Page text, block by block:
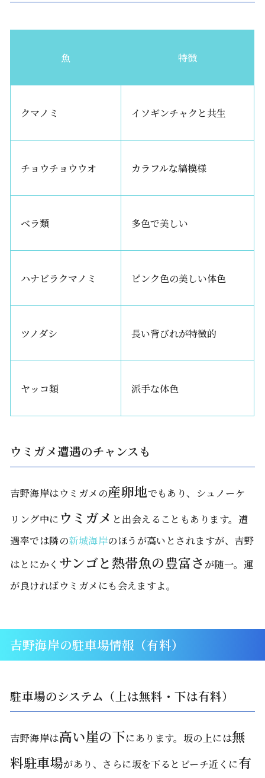
魚 特徴
クマノミ イソギンチャクと共生
チョウチョウウオ カラフルな縞模様
ベラ類 多色で美しい
ハナビラクマノミ ピンク色の美しい体色
ツノダシ 長い背びれが特徴的
ヤッコ類 派手な体色
ウミガメ遭遇のチャンスも
吉野海岸はウミガメの産卵地でもあり、シュノーケ
リング中に ウミガメ と出会えることもあります。遭
遇率では隣の新城海岸のほうが高いとされますが、吉野
はとにかく サンゴと熱帯魚の豊富さ が随一。運
が良ければウミガメにも会えますよ。
吉野海岸の駐車場情報（有料）
駐車場のシステム（上は無料・下は有料）
吉野海岸は高い崖の下にあります。坂の上には無
料駐車場があり、さらに坂を下るとビーチ近くに有